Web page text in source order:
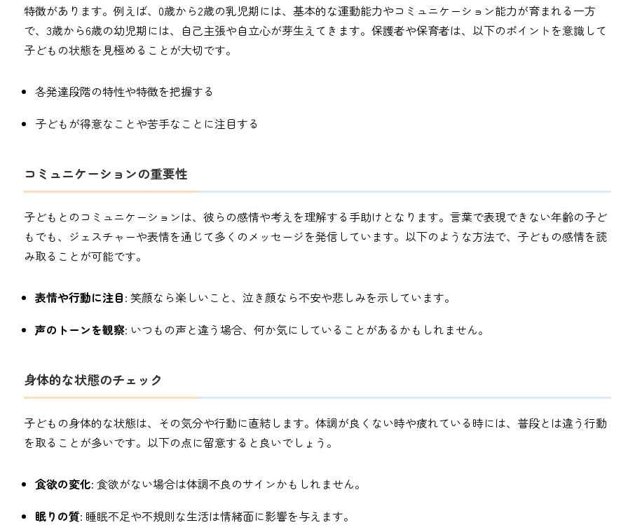
特徴があります。例えば、0歳から2歳の乳児期には、基本的な運動能力やコミュニケーション能力が育まれる一方
で、3歳から6歳の幼児期には、自己主張や自立心が芽生えてきます。保護者や保育者は、以下のポイントを意識して
子どもの状態を見極めることが大切です。
各発達段階の特性や特徴を把握する
子どもが得意なことや苦手なことに注目する
コミュニケーションの重要性
子どもとのコミュニケーションは、彼らの感情や考えを理解する手助けとなります。言葉で表現できない年齢の子ど
もでも、ジェスチャーや表情を通じて多くのメッセージを発信しています。以下のような方法で、子どもの感情を読
み取ることが可能です。
表情や行動に注目: 笑顔なら楽しいこと、泣き顔なら不安や悲しみを示しています。
声のトーンを観察: いつもの声と違う場合、何か気にしていることがあるかもしれません。
身体的な状態のチェック
子どもの身体的な状態は、その気分や行動に直結します。体調が良くない時や疲れている時には、普段とは違う行動
を取ることが多いです。以下の点に留意すると良いでしょう。
食欲の変化: 食欲がない場合は体調不良のサインかもしれません。
眠りの質: 睡眠不足や不規則な生活は情緒面に影響を与えます。